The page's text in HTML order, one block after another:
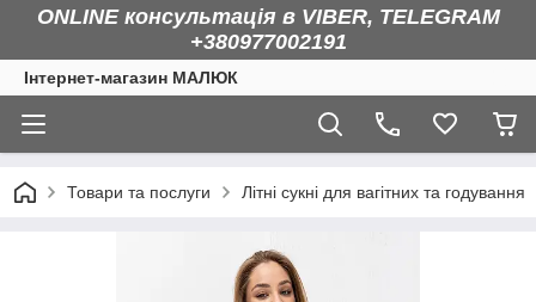
ONLINE консультація в VIBER, TELEGRAM
+380977002191
Інтернет-магазин МАЛЮК
Товари та послуги Літні сукні для вагітних та годування